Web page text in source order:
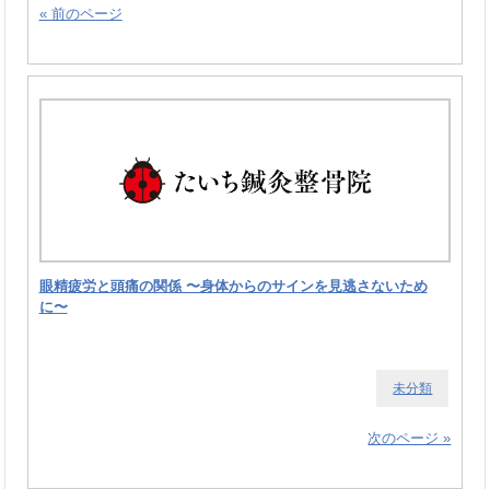
« 前のページ
眼精疲労と頭痛の関係 〜身体からのサインを見逃さないため
に〜
未分類
次のページ »